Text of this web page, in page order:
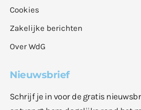
Cookies
Zakelijke berichten
Over WdG
Nieuwsbrief
Schrijf je in voor de gratis